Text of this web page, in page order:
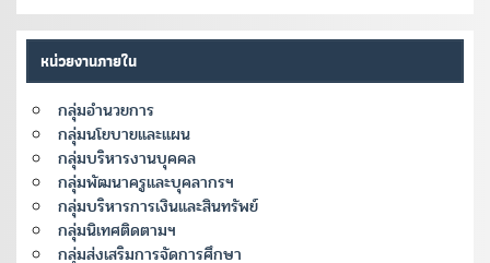
หน่วยงานภายใน
กลุ่มอำนวยการ
กลุ่มนโยบายและแผน
กลุ่มบริหารงานบุคคล
กลุ่มพัฒนาครูและบุคลากรฯ
กลุ่มบริหารการเงินและสินทรัพย์
กลุ่มนิเทศติดตามฯ
กลุ่มส่งเสริมการจัดการศึกษา